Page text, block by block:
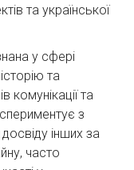
та української
у сфері
та
комунікації та
з
інших за
часто